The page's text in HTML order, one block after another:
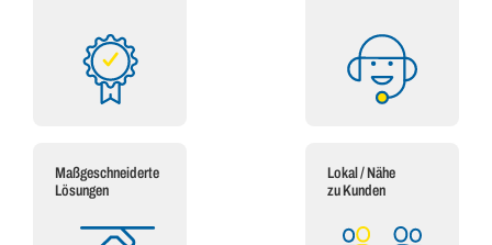
Maßgeschneiderte
Lösungen
Lokal / Nähe
zu Kunden